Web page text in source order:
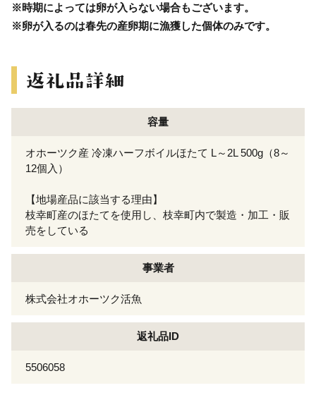
※時期によっては卵が入らない場合もございます。
※卵が入るのは春先の産卵期に漁獲した個体のみです。
容量
オホーツク産 冷凍ハーフボイルほたて L～2L 500g（8～
12個入）
【地場産品に該当する理由】
枝幸町産のほたてを使用し、枝幸町内で製造・加工・販
売をしている
事業者
株式会社オホーツク活魚
返礼品ID
5506058